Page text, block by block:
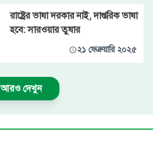
রাষ্ট্রের ভাষা দরকার নাই, দাপ্তরিক ভাষা
হবে: সারওয়ার তুষার
২১ ফেব্রুয়ারি ২০২৫
আরও দেখুন